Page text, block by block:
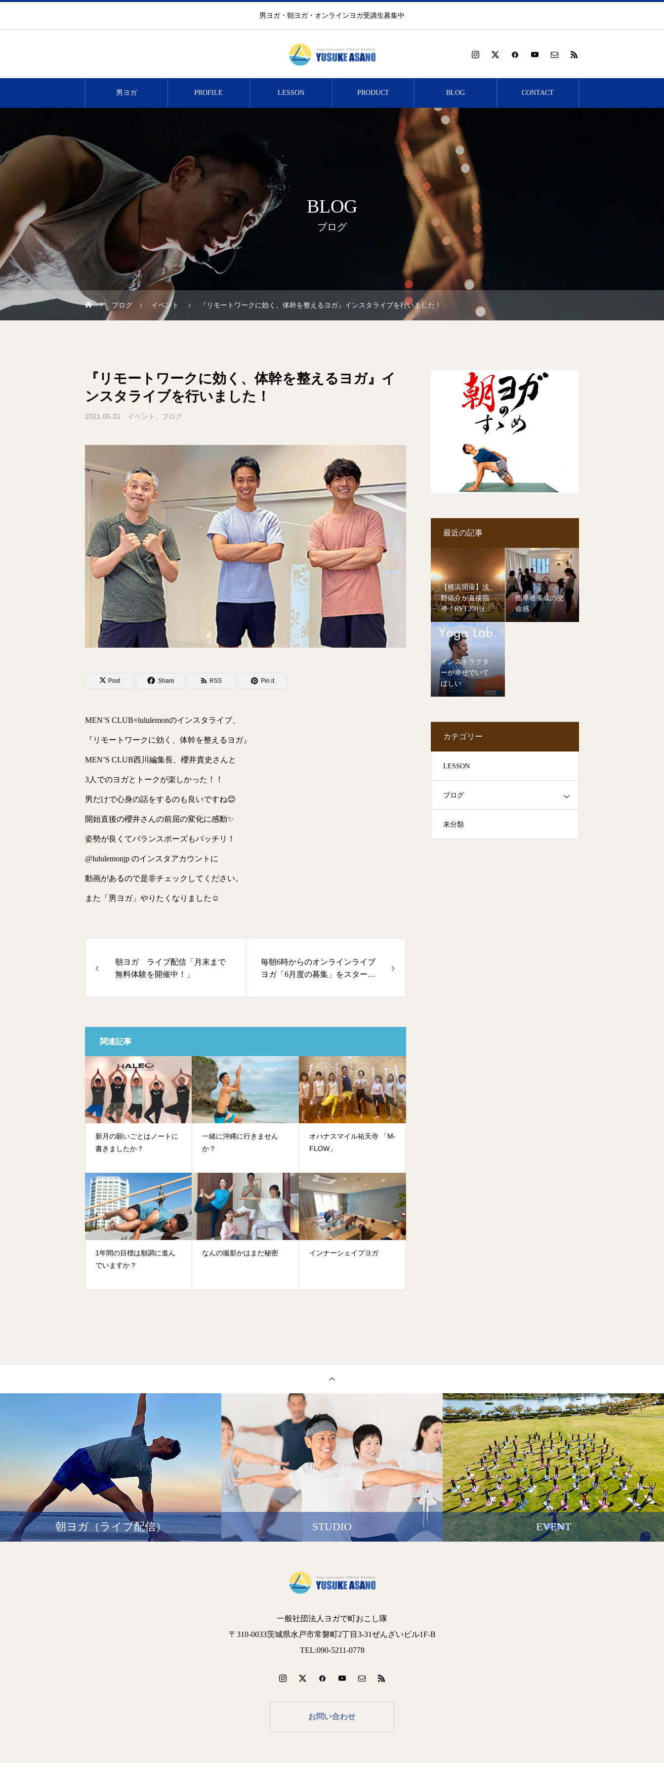
男ヨガ・朝ヨガ・オンラインヨガ受講生募集中
男ヨガ PROFILE LESSON PRODUCT BLOG CONTACT
BLOG
ブログ
ブログ イベント 『リモートワークに効く、体幹を整えるヨガ』インスタライブを行いました！
『リモートワークに効く、体幹を整えるヨガ』イ
ンスタライブを行いました！
2021.05.31 イベント ブログ
Post Share RSS Pin it
MEN’S CLUB×lululemonのインスタライブ、
『リモートワークに効く、体幹を整えるヨガ』
MEN’S CLUB西川編集長、櫻井貴史さんと
3人でのヨガとトークが楽しかった！！
男だけで心身の話をするのも良いですね😊
開始直後の櫻井さんの前屈の変化に感動✨
姿勢が良くてバランスポーズもバッチリ！
@lululemonjp のインスタアカウントに
動画があるので是非チェックしてください。
また「男ヨガ」やりたくなりました☺️
朝ヨガ ライブ配信「月末まで
無料体験を開催中！」
毎朝6時からのオンラインライブ
ヨガ「6月度の募集」をスタート
関連記事
新月の願いごとはノートに
書きましたか？
一緒に沖縄に行きません
か？
オハナスマイル祐天寺 「M-
FLOW」
1年間の目標は順調に進ん
でいますか？
なんの撮影かはまだ秘密 インナーシェイプヨガ
最近の記事
【横浜開催】浅
野佑介が直接指
導！RYT200ヨガ
指導者養成講
座、8月より開講
します。
指導者養成の使
命感
インストラクタ
ーが幸せでいて
ほしい
カテゴリー
LESSON
ブログ
未分類
朝ヨガ（ライブ配信） STUDIO EVENT
一般社団法人ヨガで町おこし隊
〒310-0033茨城県水戸市常磐町2丁目3-31ぜんざいビル1F-B
TEL:090-5211-0778
お問い合わせ